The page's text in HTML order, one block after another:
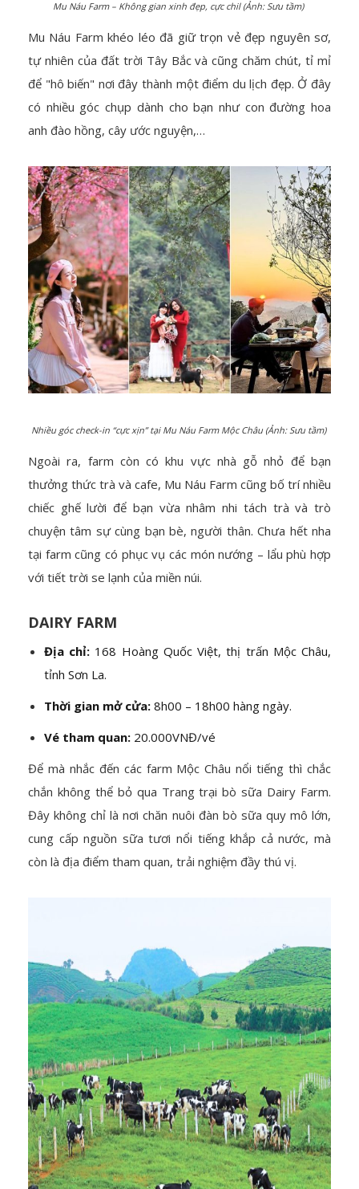
Mu Náu Farm – Không gian xinh đẹp, cực chil (Ảnh: Sưu tầm)
Mu Náu Farm khéo léo đã giữ trọn vẻ đẹp nguyên sơ,
tự nhiên của đất trời Tây Bắc và cũng chăm chút, tỉ mỉ
để "hô biến" nơi đây thành một điểm du lịch đẹp. Ở đây
có nhiều góc chụp dành cho bạn như con đường hoa
anh đào hồng, cây ước nguyện,…
Nhiều góc check-in “cực xịn” tại Mu Náu Farm Mộc Châu (Ảnh: Sưu tầm)
Ngoài ra, farm còn có khu vực nhà gỗ nhỏ để bạn
thưởng thức trà và cafe, Mu Náu Farm cũng bố trí nhiều
chiếc ghế lười để bạn vừa nhâm nhi tách trà và trò
chuyện tâm sự cùng bạn bè, người thân. Chưa hết nha
tại farm cũng có phục vụ các món nướng – lẩu phù hợp
với tiết trời se lạnh của miền núi.
DAIRY FARM
Địa chỉ: 168 Hoàng Quốc Việt, thị trấn Mộc Châu,
tỉnh Sơn La.
Thời gian mở cửa: 8h00 – 18h00 hàng ngày.
Vé tham quan: 20.000VNĐ/vé
Để mà nhắc đến các farm Mộc Châu nổi tiếng thì chắc
chắn không thể bỏ qua Trang trại bò sữa Dairy Farm.
Đây không chỉ là nơi chăn nuôi đàn bò sữa quy mô lớn,
cung cấp nguồn sữa tươi nổi tiếng khắp cả nước, mà
còn là địa điểm tham quan, trải nghiệm đầy thú vị.